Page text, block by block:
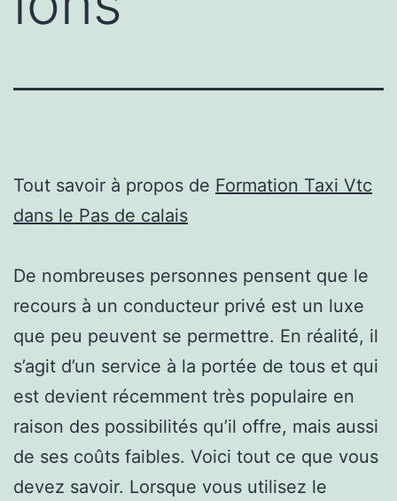
Tout savoir à propos de Formation Taxi Vtc
dans le Pas de calais
De nombreuses personnes pensent que le
recours à un conducteur privé est un luxe
que peu peuvent se permettre. En réalité, il
s’agit d’un service à la portée de tous et qui
est devient récemment très populaire en
raison des possibilités qu’il offre, mais aussi
de ses coûts faibles. Voici tout ce que vous
devez savoir. Lorsque vous utilisez le